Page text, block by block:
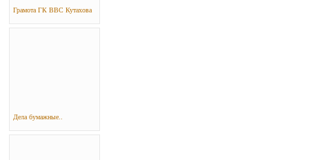
Грамота ГК ВВС Кутахова
Дела бумажные..